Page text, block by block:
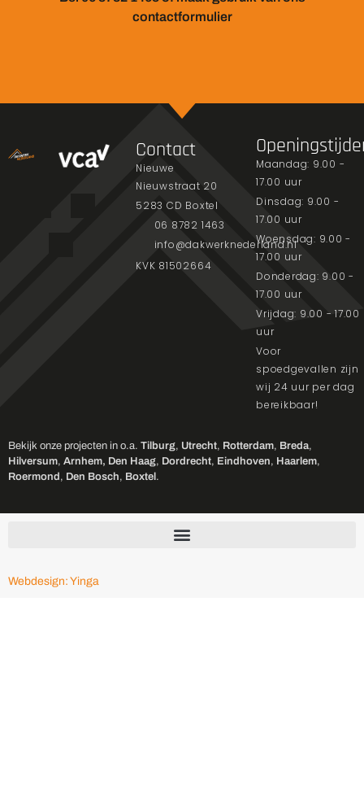
contactformulier
Contact
Nieuwe
Nieuwstraat 20
5283 CD Boxtel
06 8782 1463
info@dakwerknederland.nl
KVK 81502664
Maandag: 9.00 -
17.00 uur
Dinsdag: 9.00 -
17.00 uur
Woensdag: 9.00 -
17.00 uur
Donderdag: 9.00 -
17.00 uur
Vrijdag: 9.00 - 17.00
uur
Voor
spoedgevallen zijn
wij 24 uur per dag
bereikbaar!
Bekijk onze projecten in o.a. Tilburg, Utrecht, Rotterdam, Breda,
Hilversum, Arnhem, Den Haag, Dordrecht, Eindhoven, Haarlem,
Roermond , Den Bosch, Boxtel .
Webdesign: Yinga